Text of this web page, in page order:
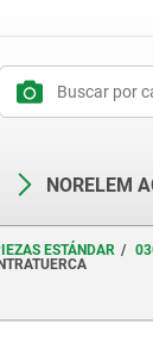
NORELEM
ESTÁNDAR